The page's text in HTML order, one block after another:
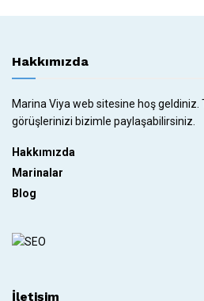
Hakkımızda
Marina Viya web sitesine hoş geldiniz.
görüşlerinizi bizimle paylaşabilirsiniz.
Hakkımızda
Marinalar
Blog
İletişim